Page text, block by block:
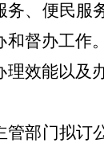
、便民
和督办工作
效能以及
部门拟订